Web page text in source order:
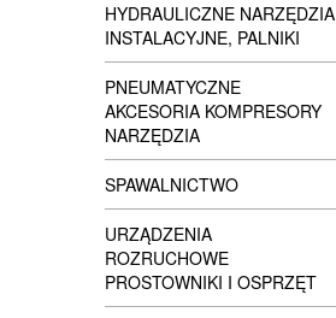
HYDRAULICZNE NARZĘDZIA
INSTALACYJNE, PALNIKI
PNEUMATYCZNE
AKCESORIA KOMPRESORY
NARZĘDZIA
SPAWALNICTWO
URZĄDZENIA
ROZRUCHOWE
PROSTOWNIKI I OSPRZĘT